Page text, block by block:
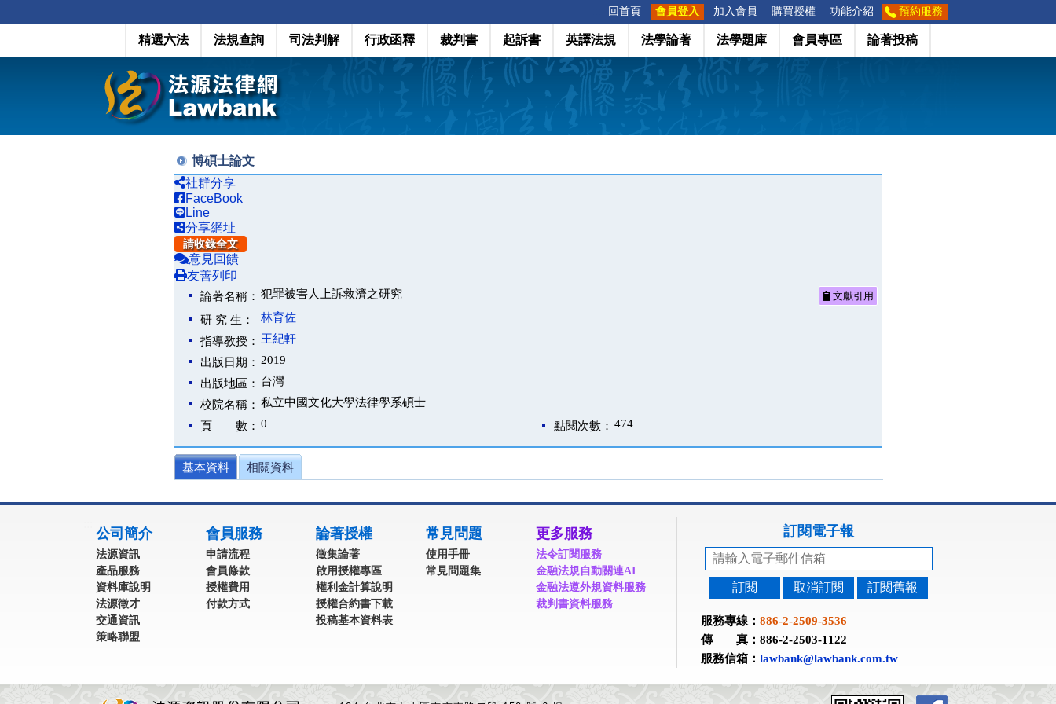
回首頁 會員登入 加入會員 購買授權 功能介紹 預約服務
精選六法 法規查詢 司法判解 行政函釋 裁判書 起訴書 英譯法規 法學論著 法學題庫 會員專區 論著投稿
博碩士論文
社群分享
FaceBook
Line
分享網址
請收錄全文
意見回饋
友善列印
論著名稱： 犯罪被害人上訴救濟之研究 文獻引用
研 究 生：
林育佐
指導教授： 王紀軒
出版日期： 2019
出版地區： 台灣
校院名稱： 私立中國文化大學法律學系碩士
頁 數： 0 點閱次數： 474
基本資料 相關資料
公司簡介
法源資訊
產品服務
資料庫說明
法源徵才
交通資訊
策略聯盟
會員服務
申請流程
會員條款
授權費用
付款方式
論著授權
徵集論著
啟用授權專區
權利金計算說明
授權合約書下載
投稿基本資料表
常見問題
使用手冊
常見問題集
更多服務
法令訂閱服務
金融法規自動關連AI
金融法遵外規資料服務
裁判書資料服務
訂閱電子報
訂閱 取消訂閱 訂閱舊報
服務專線： 886-2-2509-3536
傳 真：886-2-2503-1122
服務信箱： lawbank@lawbank.com.tw